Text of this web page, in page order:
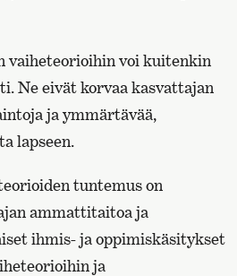
vaiheteorioihin voi kuitenkin
Ne eivät korvaa kasvattajan
ja ymmärtävää,
lapseen.
tuntemus on
ammattitaitoa ja
ihmis- ja oppimiskäsitykset
ja